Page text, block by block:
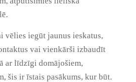
vēlies iegūt jaunus ieskatus,
vai vienkārši izbaudīt
ar līdzīgi domājošiem,
šis ir īstais pasākums, kur būt.